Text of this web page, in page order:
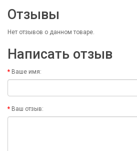
Отзывы
Нет отзывов о данном товаре.
Написать отзыв
Ваше имя:
Ваш отзыв: